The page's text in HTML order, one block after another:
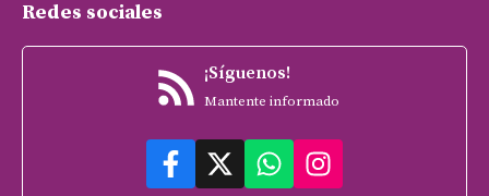
Redes sociales
¡Síguenos!
Mantente informado